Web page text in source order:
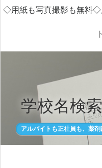
◇用紙も写真撮影も無料
学校名検
アルバイトも正社員も、薬